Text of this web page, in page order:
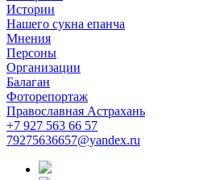
Истории
Нашего сукна епанча
Мнения
Персоны
Организации
Балаган
Фоторепортаж
Православная Астрахань
+7 927 563 66 57
79275636657@yandex.ru